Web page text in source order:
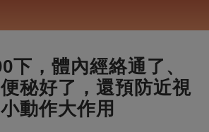
下，體內經絡通了、
秘好了，還預防近視
動作大作用